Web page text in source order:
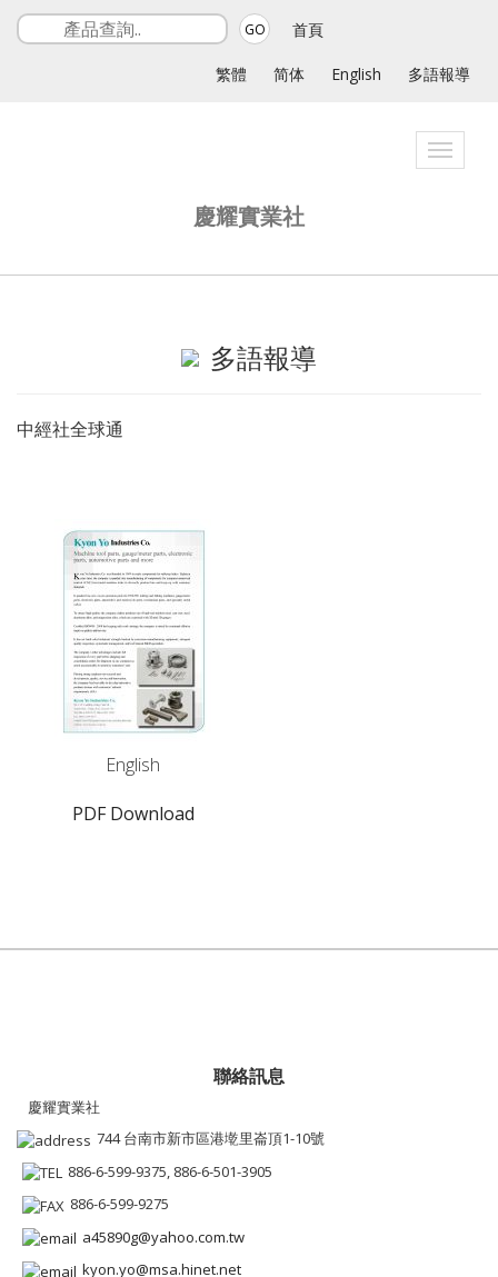
GO 首頁
繁體 简体 English 多語報導
Toggle
慶耀實業社
多語報導
中經社全球通
English
PDF Download
聯絡訊息
慶耀實業社
744 台南市新市區港墘里崙頂1-10號
886-6-599-9375, 886-6-501-3905
886-6-599-9275
a45890g@yahoo.com.tw
kyon.yo@msa.hinet.net